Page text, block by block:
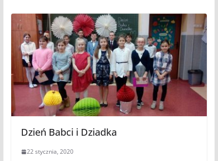
Dzień Babci i Dziadka
22 stycznia, 2020